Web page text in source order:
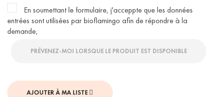
En soumettant le formulaire, j'acceppte que les données
entrées sont utilisées par bioflamingo afin de répondre à la
demande,
PRÉVENEZ-MOI LORSQUE LE PRODUIT EST DISPONIBLE
AJOUTER À MA LISTE